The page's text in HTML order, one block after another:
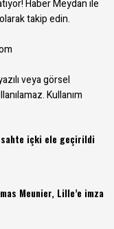
Haber Meydan ile
takip edin.
veya görsel
Kullanım
sahte içki ele geçirildi
Meunier, Lille’e imza